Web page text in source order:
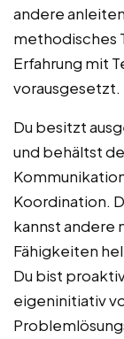
andere
methodisches
Erfahrung mit
vorausgesetzt.
Du besitzt
und behältst
Koordination.
kannst andere
Fähigkeiten
Du bist
eigeninitiativ